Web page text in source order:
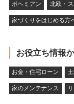
ボヘミアン 北欧・
家づくりをはじめる方
お役立ち情報
お金・住宅ローン
家のメンテナンス